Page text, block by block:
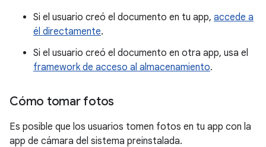
Si el usuario creó el documento en tu app, accede a
él directamente.
Si el usuario creó el documento en otra app, usa el
framework de acceso al almacenamiento.
Cómo tomar fotos
Es posible que los usuarios tomen fotos en tu app con la
app de cámara del sistema preinstalada.